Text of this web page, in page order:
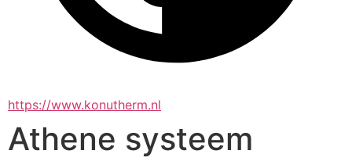
https://www.konutherm.nl
Athene systeem